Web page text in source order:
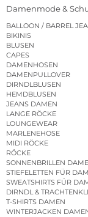
Damenmode &
BALLOON / BARREL
BIKINIS
BLUSEN
CAPES
DAMENHOSEN
DAMENPULLOVER
DIRNDLBLUSEN
HEMDBLUSEN
JEANS DAMEN
LANGE RÖCKE
LOUNGEWEAR
MARLENEHOSE
MIDI RÖCKE
RÖCKE
SONNENBRILLEN
STIEFELETTEN FÜR
SWEATSHIRTS FÜR
DIRNDL &
T-SHIRTS DAMEN
WINTERJACKEN